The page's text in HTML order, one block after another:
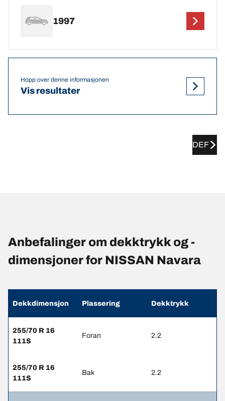
1997
Hopp over denne informasjonen
Vis resultater
DEF
Anbefalinger om dekktrykk og -
dimensjoner for NISSAN Navara
Dekkdimensjon Plassering Dekktrykk
255/70 R 16
111S
Foran 2.2
255/70 R 16
111S
Bak 2.2